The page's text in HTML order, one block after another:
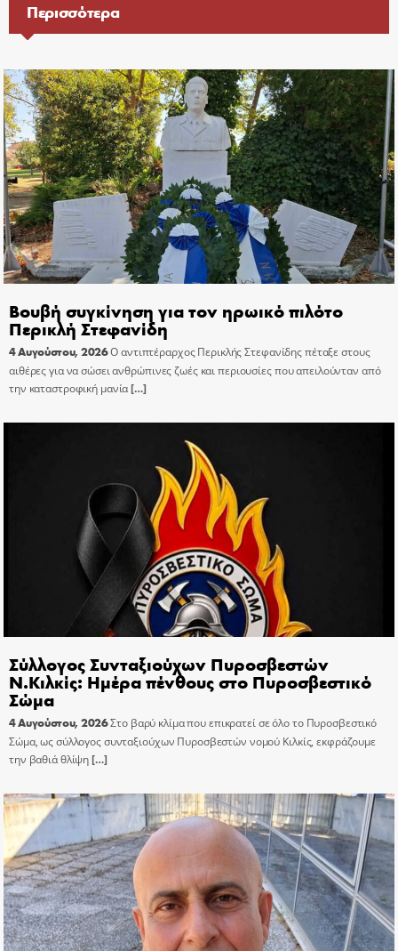
Περισσότερα
Βουβή συγκίνηση για τον ηρωικό πιλότο
Περικλή Στεφανίδη
4 Αυγούστου, 2026Ο αντιπτέραρχος Περικλής Στεφανίδης πέταξε στους
αιθέρες για να σώσει ανθρώπινες ζωές και περιουσίες που απειλούνταν από
την καταστροφική μανία[…]
Σύλλογος Συνταξιούχων Πυροσβεστών
Ν.Κιλκίς: Ημέρα πένθους στο Πυροσβεστικό
Σώμα
4 Αυγούστου, 2026Στο βαρύ κλίμα που επικρατεί σε όλο το Πυροσβεστικό
Σώμα, ως σύλλογος συνταξιούχων Πυροσβεστών νομού Κιλκίς, εκφράζουμε
την βαθιά θλίψη[…]